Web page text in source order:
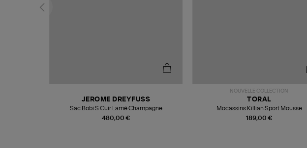
480,00 €
JEROME DREYFUSS
Sac Bobi S Cuir Lamé Champagne
NOUVELLE COLLECTION
189,00 €
TORAL
Mocassins Killian Sport Mousse